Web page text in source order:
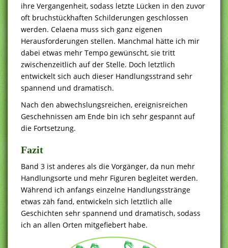
ihre Vergangenheit, sodass letzte Lücken in den zuvor
oft bruchstückhaften Schilderungen geschlossen
werden. Celaena muss sich ganz eigenen
Herausforderungen stellen. Manchmal hätte ich mir
dabei etwas mehr Tempo gewünscht, sie tritt
zwischenzeitlich auf der Stelle. Doch letztlich
entwickelt sich auch dieser Handlungsstrand sehr
spannend und dramatisch.
Nach den abwechslungsreichen, ereignisreichen
Geschehnissen am Ende bin ich sehr gespannt auf
die Fortsetzung.
Fazit
Band 3 ist anderes als die Vorgänger, da nun mehr
Handlungsorte und mehr Figuren begleitet werden.
Während ich anfangs einzelne Handlungsstränge
etwas zäh fand, entwickeln sich letztlich alle
Geschichten sehr spannend und dramatisch, sodass
ich an allen Orten mitgefiebert habe.